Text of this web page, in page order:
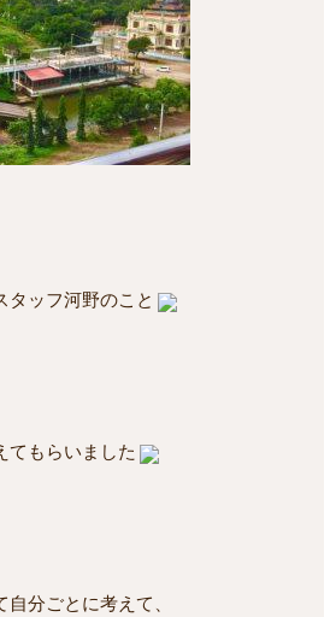
タッフ河野のこと
てもらいました
分ごとに考えて、